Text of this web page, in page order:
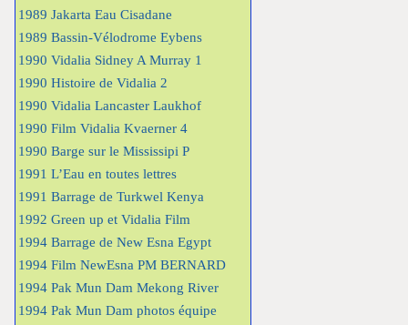
1989 Jakarta Eau Cisadane
1989 Bassin-Vélodrome Eybens
1990 Vidalia Sidney A Murray 1
1990 Histoire de Vidalia 2
1990 Vidalia Lancaster Laukhof
1990 Film Vidalia Kvaerner 4
1990 Barge sur le Mississipi P
1991 L’Eau en toutes lettres
1991 Barrage de Turkwel Kenya
1992 Green up et Vidalia Film
1994 Barrage de New Esna Egypt
1994 Film NewEsna PM BERNARD
1994 Pak Mun Dam Mekong River
1994 Pak Mun Dam photos équipe